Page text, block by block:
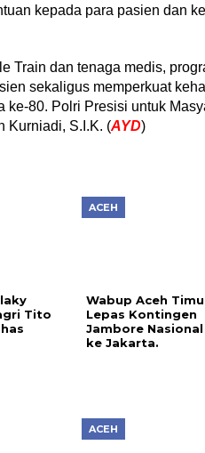
kepada para pasien dan
Train dan tenaga medis,
sekaligus memperkuat
80. Polri Presisi untuk
Kurniadi, S.I.K. (AYD)
Tito
ACEH
Wabup Aceh
Lepas Kontingen
Jambore Nasional
ke Jakarta.
ACEH